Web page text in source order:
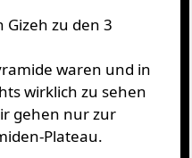
zu den 3
waren und in
wirklich zu sehen
gehen nur zur
Plateau.